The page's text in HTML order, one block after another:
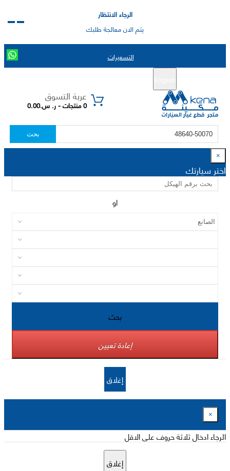
الرجاء الانتظار
يتم الان معالجة طلبك
التسعيرات
عربة التسوق
0 منتجات - ر. س.0.00
بحث
×
اختر سيارتك
او
بحث
إعادة تعيين
إغلاق
×
الرجاء ادخال ثلاثة حروف على الاقل
إغلاق